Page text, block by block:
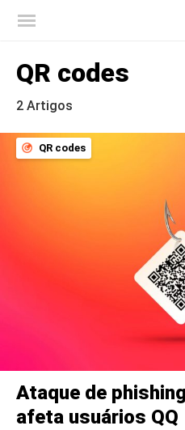
QR codes
2 Artigos
QR codes
Ataque de
afeta usuários QQ